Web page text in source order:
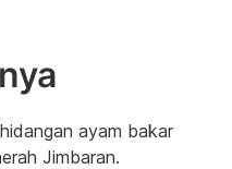
ayam bakar
Jimbaran.